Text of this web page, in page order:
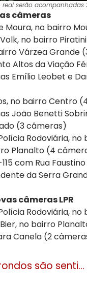
serão acompanhadas
câmeras
Moura, no bairro
no bairro
Várzea Grande
Altos da Viação
Emílio Leobet e
no bairro Centro
João Benetti
(3 câmeras)
Rodoviária,
Planalto (4
com Rua
da Serra
câmeras LPR
Rodoviária,
no bairro
Canela (2
Mistério: novos estrondos são sentidos em residências de Gramado nesta quinta